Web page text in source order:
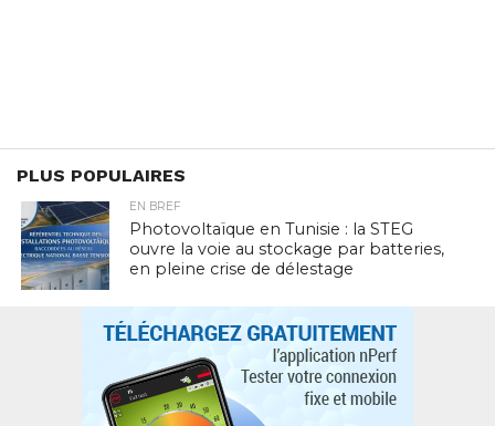
PLUS POPULAIRES
EN BREF
Photovoltaïque en Tunisie : la STEG
ouvre la voie au stockage par batteries,
en pleine crise de délestage